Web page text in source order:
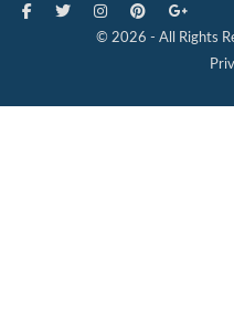
© 2026 - All Rights